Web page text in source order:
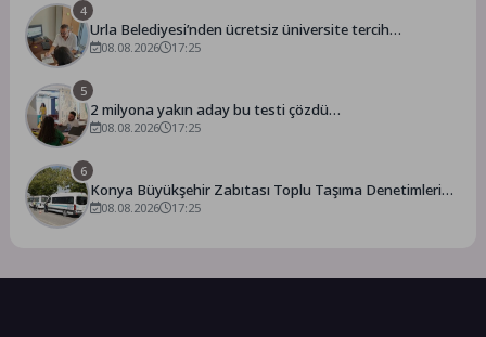
4
Urla Belediyesi’nden ücretsiz üniversite tercih
danışmanlığı
08.08.2026 17:25
5
2 milyona yakın aday bu testi çözdü…
08.08.2026 17:25
6
Konya Büyükşehir Zabıtası Toplu Taşıma Denetimlerini
Sürdürüyor
08.08.2026 17:25